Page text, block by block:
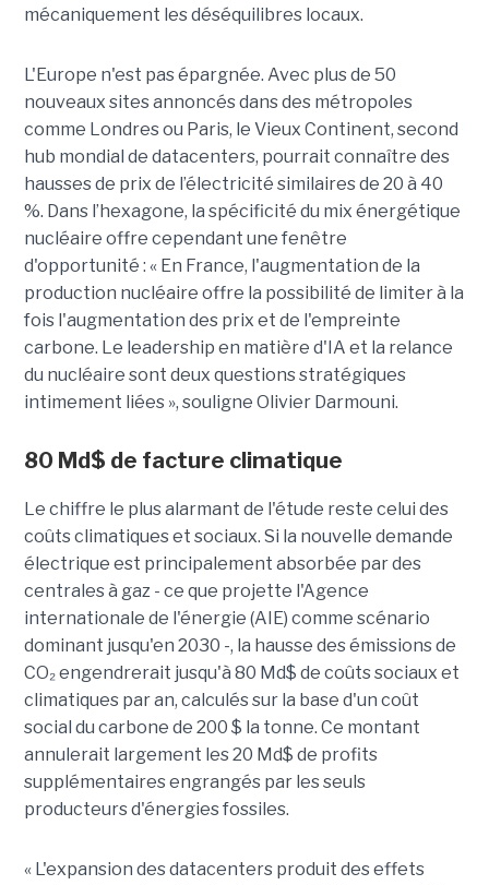
mécaniquement les déséquilibres locaux.
L'Europe n'est pas épargnée. Avec plus de 50
nouveaux sites annoncés dans des métropoles
comme Londres ou Paris, le Vieux Continent, second
hub mondial de datacenters, pourrait connaître des
hausses de prix de l’électricité similaires de 20 à 40
%. Dans l’hexagone, la spécificité du mix énergétique
nucléaire offre cependant une fenêtre
d'opportunité : « En France, l'augmentation de la
production nucléaire offre la possibilité de limiter à la
fois l'augmentation des prix et de l'empreinte
carbone. Le leadership en matière d'IA et la relance
du nucléaire sont deux questions stratégiques
intimement liées », souligne Olivier Darmouni.
80 Md$ de facture climatique
Le chiffre le plus alarmant de l'étude reste celui des
coûts climatiques et sociaux. Si la nouvelle demande
électrique est principalement absorbée par des
centrales à gaz - ce que projette l'Agence
internationale de l'énergie (AIE) comme scénario
dominant jusqu'en 2030 -, la hausse des émissions de
CO₂ engendrerait jusqu'à 80 Md$ de coûts sociaux et
climatiques par an, calculés sur la base d'un coût
social du carbone de 200 $ la tonne. Ce montant
annulerait largement les 20 Md$ de profits
supplémentaires engrangés par les seuls
producteurs d'énergies fossiles.
« L'expansion des datacenters produit des effets